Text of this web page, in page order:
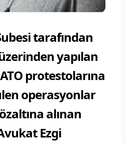
tarafından
yapılan
protestolarına
operasyonlar
alınan
Ezgi